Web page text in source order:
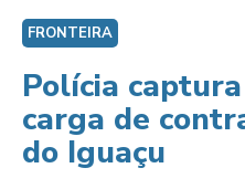
FRONTEIRA
Polícia
carga de
do Iguaçu